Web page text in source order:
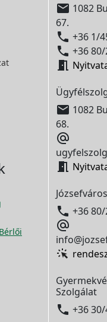
 1082
67.
 +36 1/
 +36

 1082
68.


 +36

Szolgálat
 +36